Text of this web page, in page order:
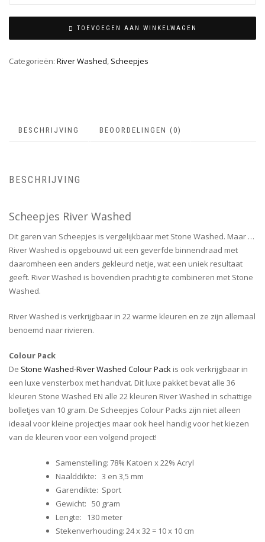
TOEVOEGEN AAN WINKELWAGEN
Categorieën: River Washed, Scheepjes
BESCHRIJVING BEOORDELINGEN (0)
BESCHRIJVING
Scheepjes River Washed
Dit garen van Scheepjes is vergelijkbaar met Stone Washed. Maar …
River Washed is opgebouwd uit een geverfde binnendraad met
daaromheen een anders gekleurd netje, wat een uniek resultaat
geeft. River Washed is bovendien prachtig te combineren met Stone
Washed.
River Washed is verkrijgbaar in 22 warme kleuren en ze zijn allemaal
benoemd naar rivieren.
Colour Pack
De Stone Washed-River Washed Colour Pack is ook verkrijgbaar in
een luxe vensterbox met handvat. Dit luxe pakket bevat alle 36
kleuren Stone Washed EN alle 22 kleuren River Washed in schattige
bolletjes van 10 gram. De Scheepjes Colour Packs zijn niet alleen
ideaal voor kleine projectjes maar ook heel handig voor het kiezen
van de kleuren voor een volgend project!
Samenstelling: 78% Katoen x 22% Acryl
Naalddikte: 3 en 3,5 mm
Garendikte: Sport
Gewicht: 50 gram
Lengte: 130 meter
Stekenverhouding: 24 x 32 = 10 x 10 cm